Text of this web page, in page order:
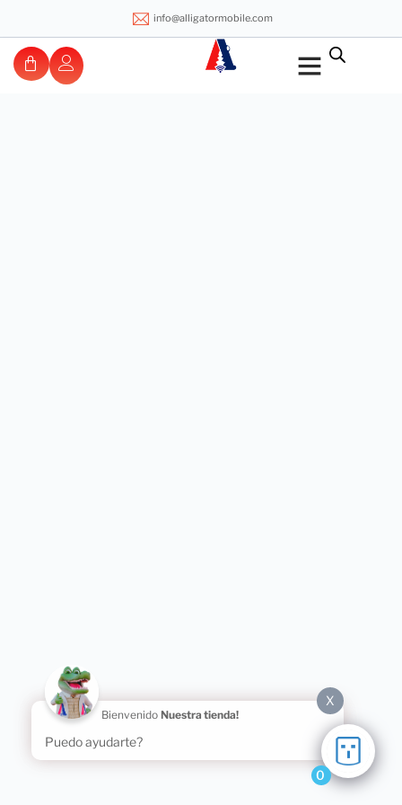
info@alligatormobile.com
X
Bienvenido Nuestra tienda!
Puedo ayudarte?
0